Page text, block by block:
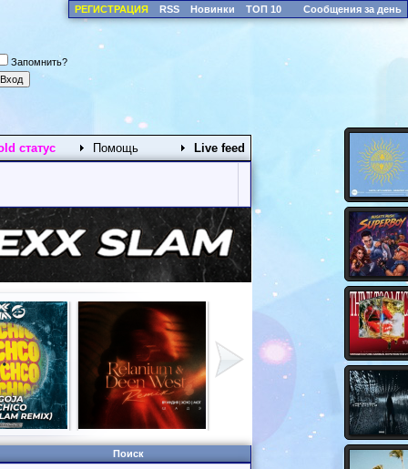
РЕГИСТРАЦИЯ RSS Новинки ТОП 10 Сообщения за день
Запомнить?
статус Помощь Live feed
Поиск